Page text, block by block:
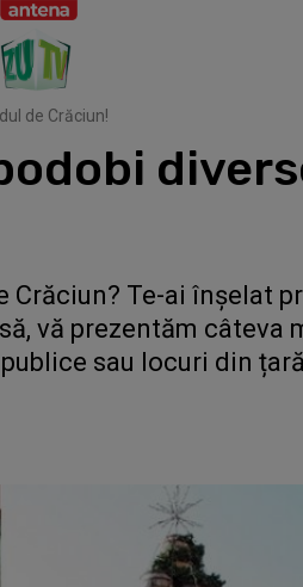
de Crăciun!
Te-ai înșelat
vă prezentăm
sau locuri din